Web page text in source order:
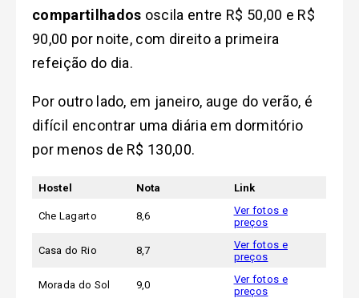
compartilhados oscila entre R$ 50,00 e R$
90,00 por noite, com direito a primeira
refeição do dia.
Por outro lado, em janeiro, auge do verão, é
difícil encontrar uma diária em dormitório
por menos de R$ 130,00.
Hostel Nota Link
Che Lagarto 8,6
Ver fotos e
preços
Casa do Rio 8,7
Ver fotos e
preços
Morada do Sol 9,0
Ver fotos e
preços